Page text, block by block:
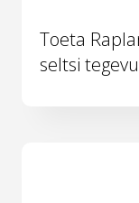
Toeta
seltsi